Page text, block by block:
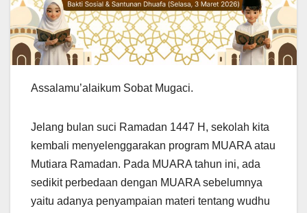
Assalamu’alaikum Sobat Mugaci.
Jelang bulan suci Ramadan 1447 H, sekolah kita
kembali menyelenggarakan program MUARA atau
Mutiara Ramadan. Pada MUARA tahun ini, ada
sedikit perbedaan dengan MUARA sebelumnya
yaitu adanya penyampaian materi tentang wudhu